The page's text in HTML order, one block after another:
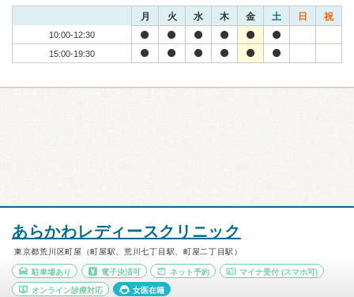
月 火 水 木 金 土 日 祝
10:00-12:30
15:00-19:30
あらかわレディースクリニック
東京都荒川区町屋（町屋駅、荒川七丁目駅、町屋二丁目駅）
駐車場あり 電子決済可 ネット予約 マイナ受付 (スマホ可)
オンライン診療対応 女医在籍